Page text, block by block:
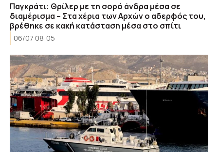
Παγκράτι: Θρίλερ με τη σορό άνδρα μέσα σε
διαμέρισμα – Στα χέρια των Αρχών ο αδερφός του,
βρέθηκε σε κακή κατάσταση μέσα στο σπίτι
06/07 08:05